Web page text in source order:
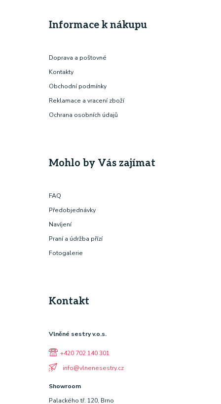
Informace k nákupu
Doprava a poštovné
Kontakty
Obchodní podmínky
Reklamace a vracení zboží
Ochrana osobních údajů
Mohlo by Vás zajímat
FAQ
Předobjednávky
Navíjení
Praní a údržba přízí
Fotogalerie
Kontakt
Vlněné sestry v.o.s.
+420 702 140 301
info@vlnenesestry.cz
Showroom
Palackého tř. 120, Brno